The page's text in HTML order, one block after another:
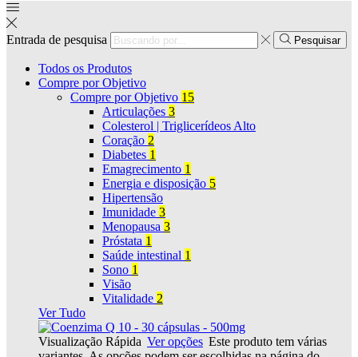
Entrada de pesquisa Pesquisar
Todos os Produtos
Compre por Objetivo
Compre por Objetivo 15
Articulações 3
Colesterol | Triglicerídeos Alto
Coração 2
Diabetes 1
Emagrecimento 1
Energia e disposição 5
Hipertensão
Imunidade 3
Menopausa 3
Próstata 1
Saúde intestinal 1
Sono 1
Visão
Vitalidade 2
Ver Tudo
Visualização Rápida Ver opções Este produto tem várias